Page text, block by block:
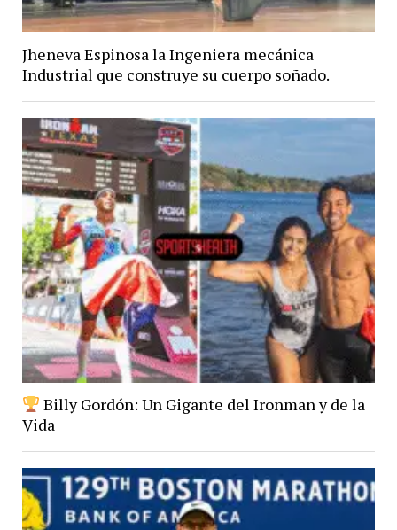
Jheneva Espinosa la Ingeniera mecánica
Industrial que construye su cuerpo soñado.
Billy Gordón: Un Gigante del Ironman y de la
Vida